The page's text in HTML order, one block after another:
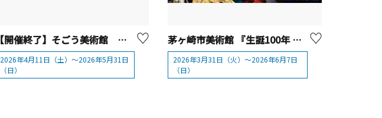
【開催終了】そごう美術館 「KAGAYA 天空の歌」
2026年4月11日（土）〜2026年5月31日
（日）
茅ヶ崎市美術館 『生誕100年 昭和を生きた画家 牧野邦夫 —その魂の召喚—』
2026年3月31日（火）〜2026年6月7日
（日）